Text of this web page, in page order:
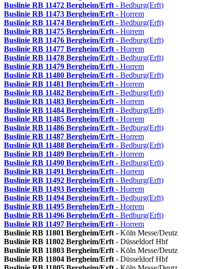
Buslinie RB 11472 Bergheim/Erft - Bedburg(Erft)
Buslinie RB 11473 Bergheim/Erft - Horrem
Buslinie RB 11474 Bergheim/Erft - Bedburg(Erft)
Buslinie RB 11475 Bergheim/Erft - Horrem
Buslinie RB 11476 Bergheim/Erft - Bedburg(Erft)
Buslinie RB 11477 Bergheim/Erft - Horrem
Buslinie RB 11478 Bergheim/Erft - Bedburg(Erft)
Buslinie RB 11479 Bergheim/Erft - Horrem
Buslinie RB 11480 Bergheim/Erft - Bedburg(Erft)
Buslinie RB 11481 Bergheim/Erft - Horrem
Buslinie RB 11482 Bergheim/Erft - Bedburg(Erft)
Buslinie RB 11483 Bergheim/Erft - Horrem
Buslinie RB 11484 Bergheim/Erft - Bedburg(Erft)
Buslinie RB 11485 Bergheim/Erft - Horrem
Buslinie RB 11486 Bergheim/Erft - Bedburg(Erft)
Buslinie RB 11487 Bergheim/Erft - Horrem
Buslinie RB 11488 Bergheim/Erft - Bedburg(Erft)
Buslinie RB 11489 Bergheim/Erft - Horrem
Buslinie RB 11490 Bergheim/Erft - Bedburg(Erft)
Buslinie RB 11491 Bergheim/Erft - Horrem
Buslinie RB 11492 Bergheim/Erft - Bedburg(Erft)
Buslinie RB 11493 Bergheim/Erft - Horrem
Buslinie RB 11494 Bergheim/Erft - Bedburg(Erft)
Buslinie RB 11495 Bergheim/Erft - Horrem
Buslinie RB 11496 Bergheim/Erft - Bedburg(Erft)
Buslinie RB 11497 Bergheim/Erft - Horrem
Buslinie RB 11801 Bergheim/Erft - Köln Messe/Deutz
Buslinie RB 11802 Bergheim/Erft - Düsseldorf Hbf
Buslinie RB 11803 Bergheim/Erft - Köln Messe/Deutz
Buslinie RB 11804 Bergheim/Erft - Düsseldorf Hbf